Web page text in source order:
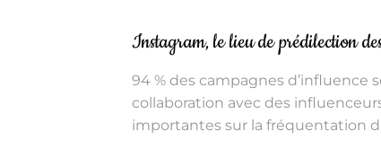
Instagram, le lieu de prédilection
94 % des campagnes d’influence
collaboration avec des
importantes sur la fréquentation